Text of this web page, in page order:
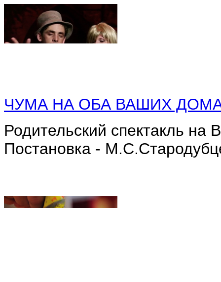
ЧУМА НА ОБА ВАШИХ
Родительский спектакль на
Постановка -